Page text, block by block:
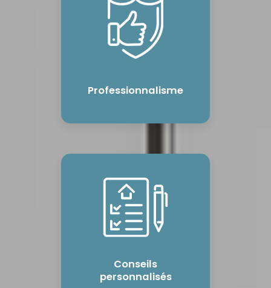
Professionnalisme
Conseils
personnalisés